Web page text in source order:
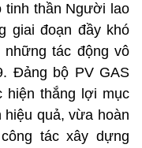
tinh thần Người lao
giai đoạn đầy khó
tác động vô
Đảng bộ PV GAS
hiện thắng lợi mục
hiệu quả, vừa hoàn
tác xây dựng